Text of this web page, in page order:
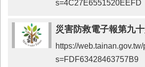
首
s=4C27E6551520EEFD
災害防救電子報第九
https://
s=FDF63428463757B9